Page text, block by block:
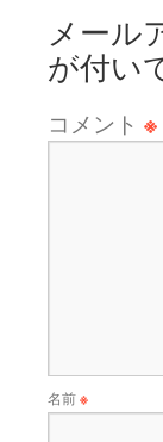
メール
が付い
コメント ※
名前※